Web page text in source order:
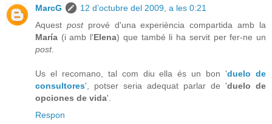
MarcG
12 d’octubre del 2009, a les 0:21
Aquest postprové d'una experiència compartida amb la
María (i amb l'Elena) que també li ha servit per fer-ne un
post.
Us el recomano, tal com diu ella és un bon 'duelo de
consultores', potser seria adequat parlar de 'duelo de
opciones de vida'.
Respon